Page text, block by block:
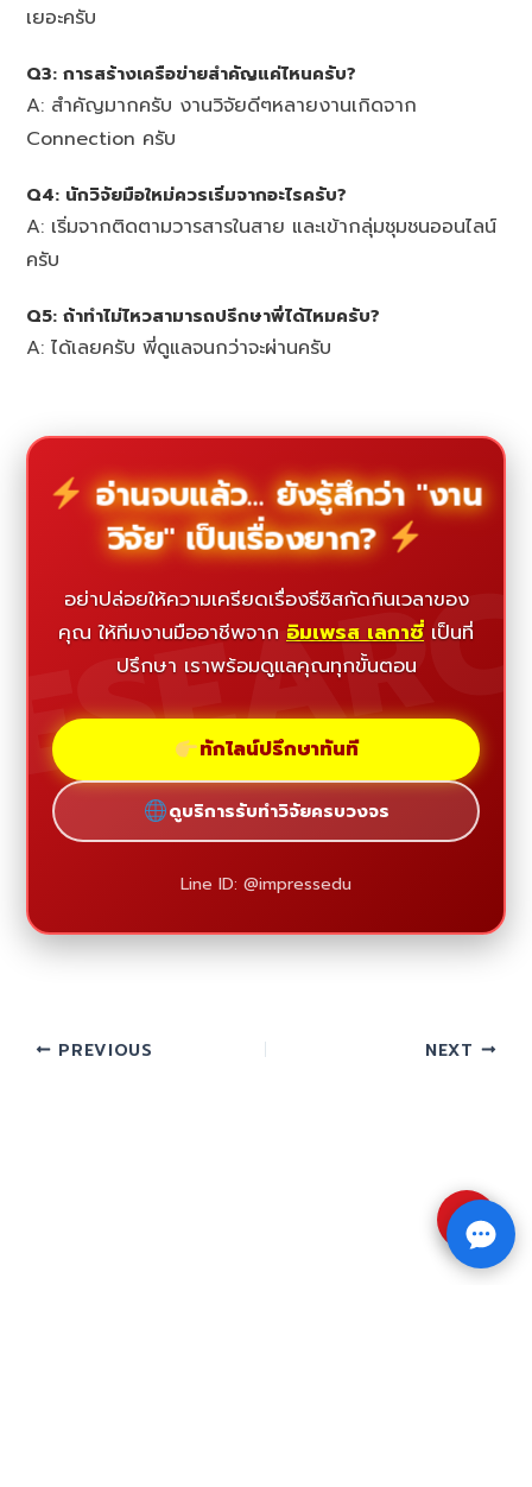
เยอะครับ
Q3: การสร้างเครือข่ายสำคัญแค่ไหนครับ?
A: สำคัญมากครับ งานวิจัยดีๆหลายงานเกิดจาก
Connection ครับ
Q4: นักวิจัยมือใหม่ควรเริ่มจากอะไรครับ?
A: เริ่มจากติดตามวารสารในสาย และเข้ากลุ่มชุมชนออนไลน์
ครับ
Q5: ถ้าทำไม่ไหวสามารถปรึกษาพี่ได้ไหมครับ?
A: ได้เลยครับ พี่ดูแลจนกว่าจะผ่านครับ
อ่านจบแล้ว... ยังรู้สึกว่า "งาน
วิจัย" เป็นเรื่องยาก?
อย่าปล่อยให้ความเครียดเรื่องธีซิสกัดกินเวลาของ
คุณ ให้ทีมงานมืออาชีพจาก อิมเพรส เลกาซี่ เป็นที่
ปรึกษา เราพร้อมดูแลคุณทุกขั้นตอน
ทักไลน์ปรึกษาทันที
ดูบริการรับทำวิจัยครบวงจร
Line ID: @impressedu
PREVIOUS NEXT
⇧